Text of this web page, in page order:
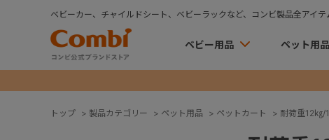
ベビーカー、チャイルドシート、ベビーラックなど、コンビ製品全アイテ
ベビー用品 ペット用品
トップ > 製品カテゴリー > ペット用品 > ペットカート > 耐荷重12㎏/